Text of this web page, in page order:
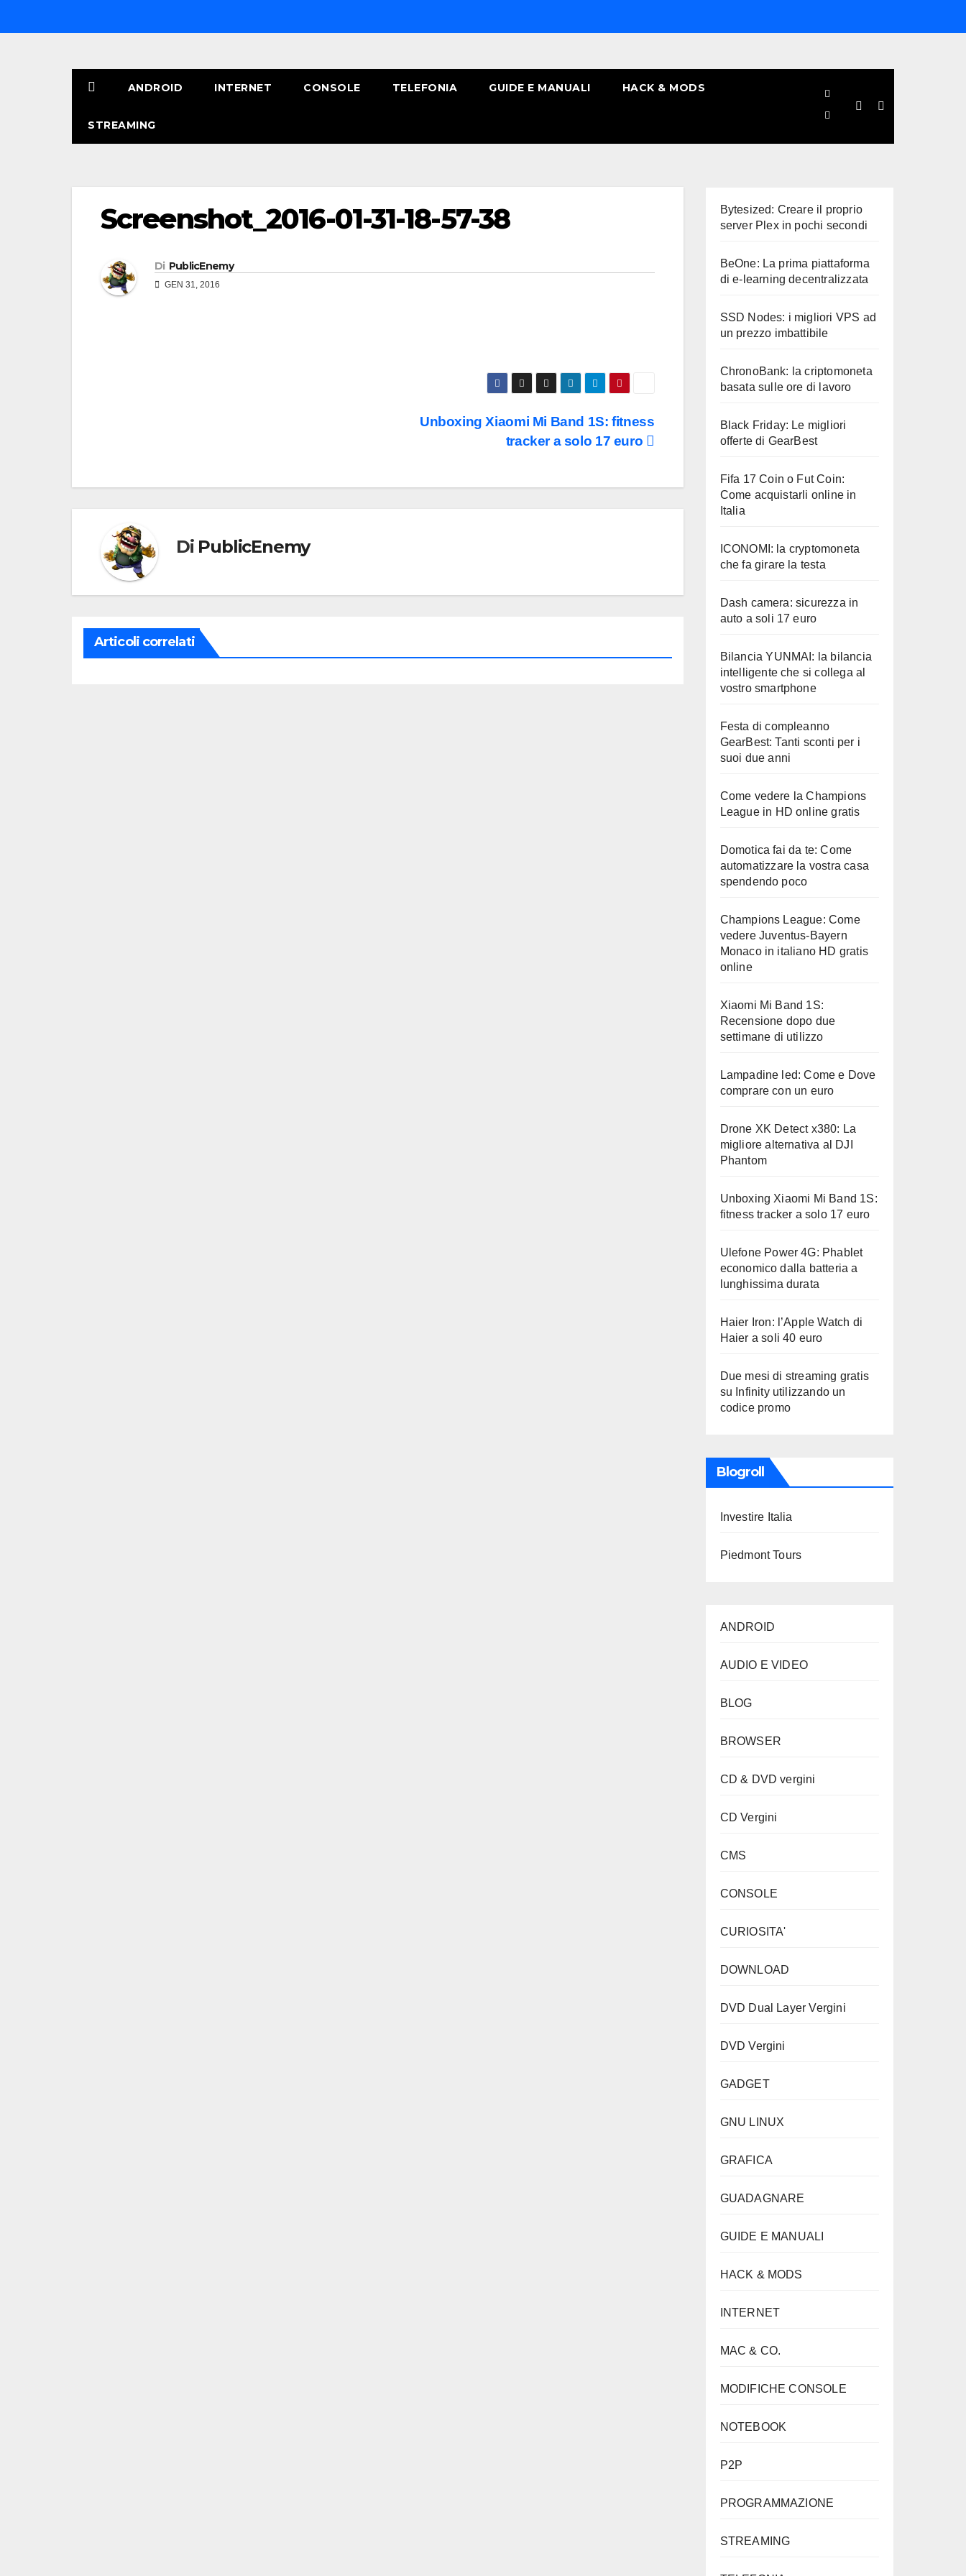
al
ANDROID INTERNET CONSOLE TELEFONIA GUIDE E MANUALI HACK & MODS
STREAMING
Screenshot_2016-01-31-18-57-38
Di PublicEnemy
GEN 31, 2016
Unboxing Xiaomi Mi Band 1S: fitness
tracker a solo 17 euro
Di PublicEnemy
Articoli correlati
Bytesized: Creare il proprio
server Plex in pochi secondi
BeOne: La prima piattaforma
di e-learning decentralizzata
SSD Nodes: i migliori VPS ad
un prezzo imbattibile
ChronoBank: la criptomoneta
basata sulle ore di lavoro
Black Friday: Le migliori
offerte di GearBest
Fifa 17 Coin o Fut Coin:
Come acquistarli online in
Italia
ICONOMI: la cryptomoneta
che fa girare la testa
Dash camera: sicurezza in
auto a soli 17 euro
Bilancia YUNMAI: la bilancia
intelligente che si collega al
vostro smartphone
Festa di compleanno
GearBest: Tanti sconti per i
suoi due anni
Come vedere la Champions
League in HD online gratis
Domotica fai da te: Come
automatizzare la vostra casa
spendendo poco
Champions League: Come
vedere Juventus-Bayern
Monaco in italiano HD gratis
online
Xiaomi Mi Band 1S:
Recensione dopo due
settimane di utilizzo
Lampadine led: Come e Dove
comprare con un euro
Drone XK Detect x380: La
migliore alternativa al DJI
Phantom
Unboxing Xiaomi Mi Band 1S:
fitness tracker a solo 17 euro
Ulefone Power 4G: Phablet
economico dalla batteria a
lunghissima durata
Haier Iron: l’Apple Watch di
Haier a soli 40 euro
Due mesi di streaming gratis
su Infinity utilizzando un
codice promo
Blogroll
Investire Italia
Piedmont Tours
ANDROID
AUDIO E VIDEO
BLOG
BROWSER
CD & DVD vergini
CD Vergini
CMS
CONSOLE
CURIOSITA'
DOWNLOAD
DVD Dual Layer Vergini
DVD Vergini
GADGET
GNU LINUX
GRAFICA
GUADAGNARE
GUIDE E MANUALI
HACK & MODS
INTERNET
MAC & CO.
MODIFICHE CONSOLE
NOTEBOOK
P2P
PROGRAMMAZIONE
STREAMING